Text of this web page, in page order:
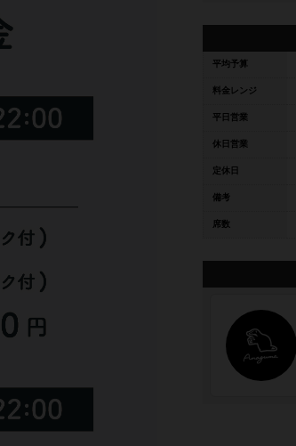
平均予算
料金レンジ
平日営業
休日営業
定休日
備考
席数